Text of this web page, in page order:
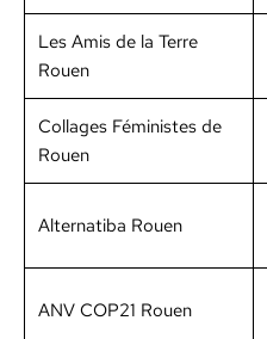
Les Amis de la Terre
Rouen
Col­lages Fémin­istes de
Rouen
Alter­nat­i­ba Rouen
ANV COP21 Rouen